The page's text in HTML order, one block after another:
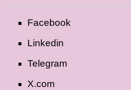
Facebook
Linkedin
Telegram
X.com